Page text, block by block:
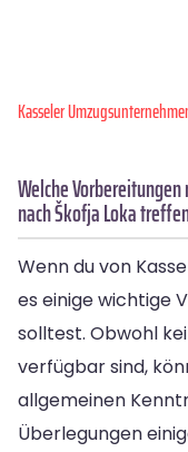
Kasseler
Welche
nach Škofja Loka
Wenn du von
es einige wichtige
solltest. Obwohl
verfügbar sind,
allgemeinen
Überlegungen